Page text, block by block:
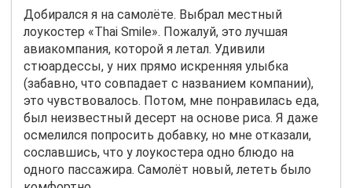
Добирался я на самолёте. Выбрал местный
лоукостер «Thai Smile». Пожалуй, это лучшая
авиакомпания, которой я летал. Удивили
стюардессы, у них прямо искренняя улыбка
(забавно, что совпадает с названием компании),
это чувствовалось. Потом, мне понравилась еда,
был неизвестный десерт на основе риса. Я даже
осмелился попросить добавку, но мне отказали,
сославшись, что у лоукостера одно блюдо на
одного пассажира. Самолёт новый, лететь было